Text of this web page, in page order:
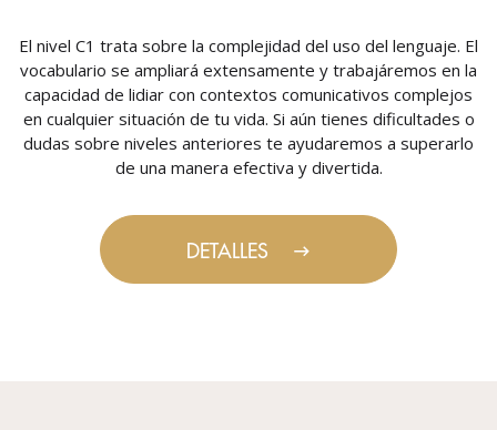
El nivel C1 trata sobre la complejidad del uso del lenguaje. El
vocabulario se ampliará extensamente y trabajáremos en la
capacidad de lidiar con contextos comunicativos complejos
en cualquier situación de tu vida. Si aún tienes dificultades o
dudas sobre niveles anteriores te ayudaremos a superarlo
de una manera efectiva y divertida.
DETALLES